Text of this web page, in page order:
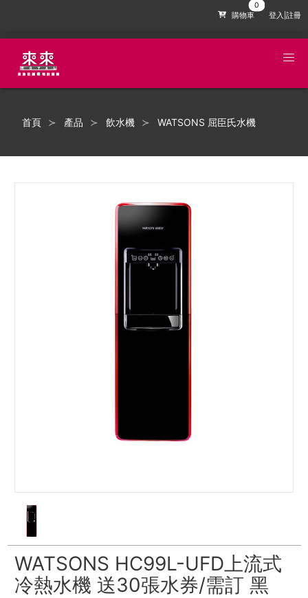
購物車 登入|註冊
首頁 產品 飲水機 WATSONS 屈臣氏水機
WATSONS HC99L-UFD上流式
冷熱水機 送30張水券/需訂 黑